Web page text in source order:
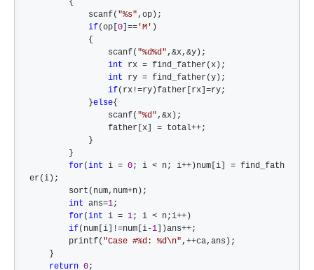
            scanf(
"%s",op);
if(op[ 0 ]== 'M ' )
                scanf(
"%d%d",&x,&y);
int rx = find_father(x);
int ry = find_father(y);
if(rx!=ry)father[rx]=ry;
            }
else{
                scanf(
"%d",&x);
                father[x]
= total++;
for(int i = 0; i < n; i++)num[i] = find_fath
er(i);
        sort(num,num
+n);
int ans=1;
for(int i = 1; i < n;i++ )
if(num[i]!=num[i-1 ])ans++;
        printf(
"Case #%d: %d\n",++ca,ans);
return 0;